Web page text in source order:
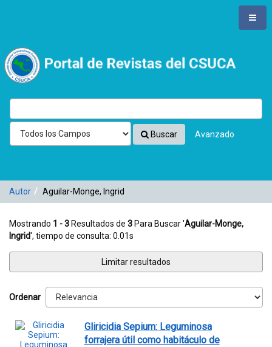
Aguilar-Monge, Ingrid'
VuFind
Buscar Avanzado
Autor Aguilar-Monge, Ingrid
Mostrando 1 - 3 Resultados de 3 Para Buscar 'Aguilar-Monge,
Ingrid', tiempo de consulta: 0.01s
Limitar resultados
Ordenar
Gliricidia Sepium: Leguminosa
forrajera útil como habitáculo de